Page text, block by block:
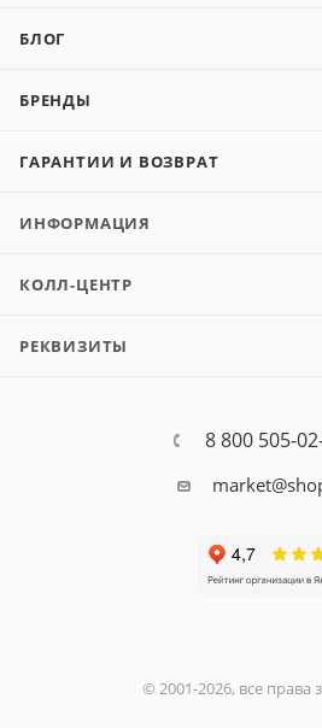
БЛОГ
БРЕНДЫ
ГАРАНТИИ И ВОЗВРАТ
ИНФОРМАЦИЯ
КОЛЛ-ЦЕНТР
РЕКВИЗИТЫ
8 800 505-
© 2001-2026, все